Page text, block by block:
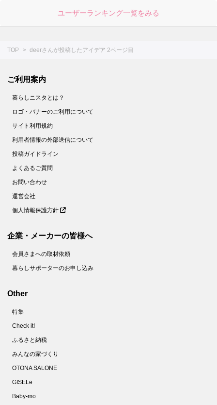
ユーザーランキング一覧をみる
TOP deerさんが投稿したアイデア 2ページ目
ご利用案内
暮らしニスタとは？
ロゴ・バナーのご利用について
サイト利用規約
利用者情報の外部送信について
投稿ガイドライン
よくあるご質問
お問い合わせ
運営会社
個人情報保護方針
企業・メーカーの皆様へ
会員さまへの取材依頼
暮らしサポーターのお申し込み
Other
特集
Check it!
ふるさと納税
みんなの家づくり
OTONA SALONE
GISELe
Baby-mo